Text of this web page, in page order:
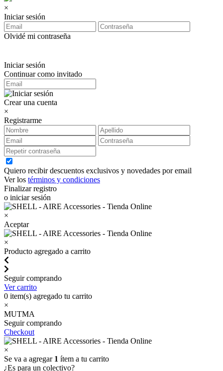
×
Iniciar sesión
Olvidé mi contraseña
Iniciar sesión
Continuar como invitado
Crear una cuenta
×
Registrarme
Quiero recibir descuentos exclusivos y novedades por email
Ver los términos y condiciones
Finalizar registro
o iniciar sesión
×
Aceptar
×
Producto agregado a carrito
Seguir comprando
Ver carrito
0 item(s) agregado tu carrito
×
MUTMA
Seguir comprando
Checkout
×
Se va a agregar 1 ítem a tu carrito
¿Es para un colectivo?